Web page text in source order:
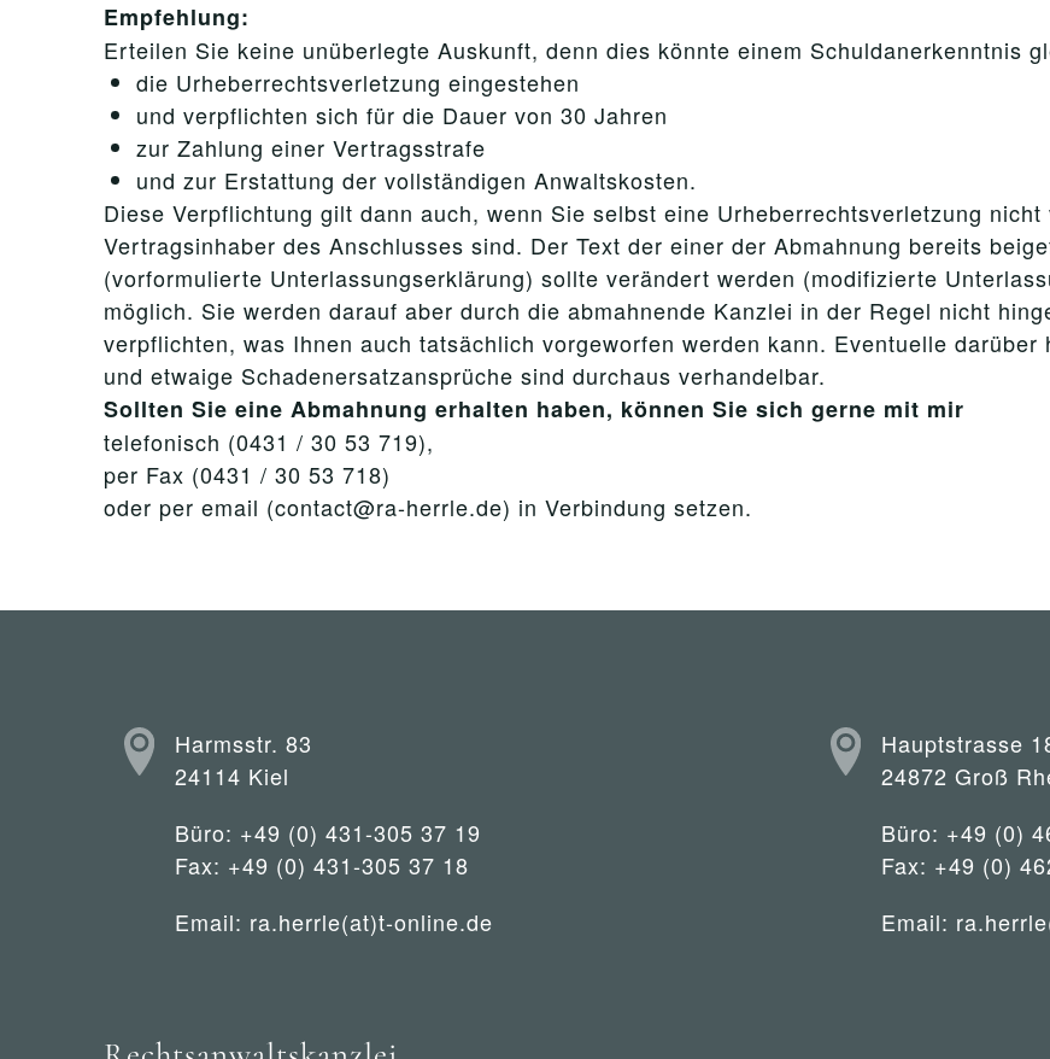
Empfehlung:
Erteilen Sie keine unüberlegte Auskunft, denn dies könnte einem Schuldanerkenntnis
die Urheberrechtsverletzung eingestehen
und verpflichten sich für die Dauer von 30 Jahren
zur Zahlung einer Vertragsstrafe
und zur Erstattung der vollständigen Anwaltskosten.
Diese Verpflichtung gilt dann auch, wenn Sie selbst eine Urheberrechtsverletzung
Vertragsinhaber des Anschlusses sind. Der Text der einer der Abmahnung bereits
(vorformulierte Unterlassungserklärung) sollte verändert werden (modifizierte
möglich. Sie werden darauf aber durch die abmahnende Kanzlei in der Regel nicht
verpflichten, was Ihnen auch tatsächlich vorgeworfen werden kann. Eventuelle
und etwaige Schadenersatzansprüche sind durchaus verhandelbar.
Sollten Sie eine Abmahnung erhalten haben, können Sie sich gerne mit mir
telefonisch (0431 / 30 53 719),
per Fax (0431 / 30 53 718)
oder per email (contact@ra-herrle.de) in Verbindung setzen.
Harmsstr. 83
24114 Kiel
Büro: +49 (0) 431-305 37 19
Fax: +49 (0) 431-305 37 18
Email: ra.herrle(at)t-online.de
Hauptstrasse
24872 Groß
Büro: +49 (0)
Fax: +49 (0)
Email: